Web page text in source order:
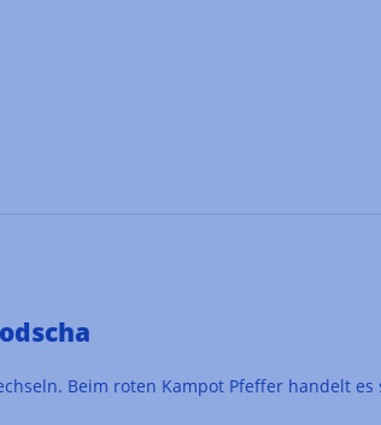
Beim roten Kampot Pfeffer handelt es